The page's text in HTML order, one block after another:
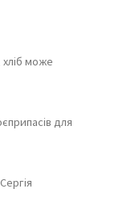
може
для